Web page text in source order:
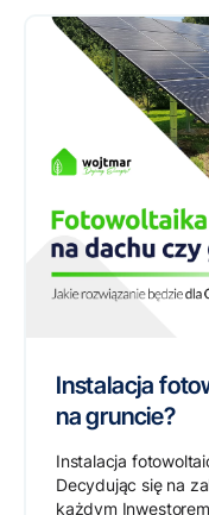
Instalacja
na gruncie?
Instalacja
Decydując się na
każdym